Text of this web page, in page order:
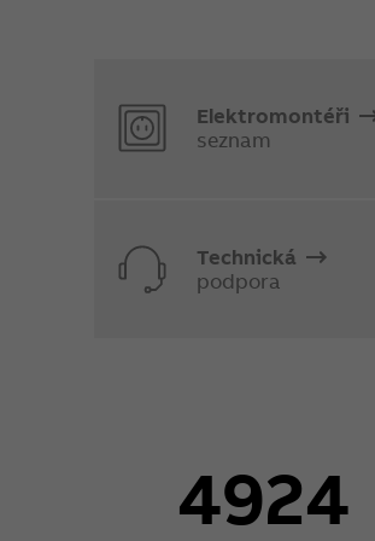
Elektromontéři
seznam
Technická
podpora
4924